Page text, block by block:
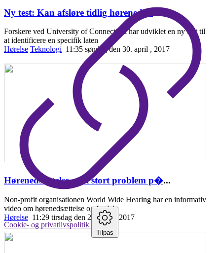
Ny test: Kan afsløre tidlig hørenedsæ
Forskere ved University of Connecticut har udviklet en ny test til
at identificere en specifik laten
Hørelse Teknologi 11:35 søndag den 30. april , 2017
Hørenedsættelse er et stort problem p�...
Non-profit organisationen World Wide Hearing har en informativ
video om hørenedsættelse og fordele
Hørelse 11:29 tirsdag den 25. april , 2017
Cookie- og privatlivspolitik
Tilpas